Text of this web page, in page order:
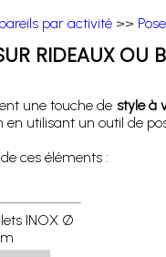
par activité>>
RIDEAUX OU
une touche de style à
utilisant un outil de
ces éléments :
INOX Ø